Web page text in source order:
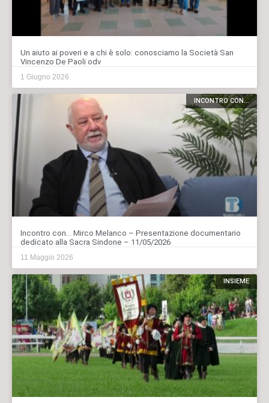
Un aiuto ai poveri e a chi è solo: conosciamo la Società San
Vincenzo De Paoli odv
1 Giugno 2026
INCONTRO CON...
Incontro con… Mirco Melanco – Presentazione documentario
dedicato alla Sacra Sindone – 11/05/2026
11 Maggio 2026
INSIEME